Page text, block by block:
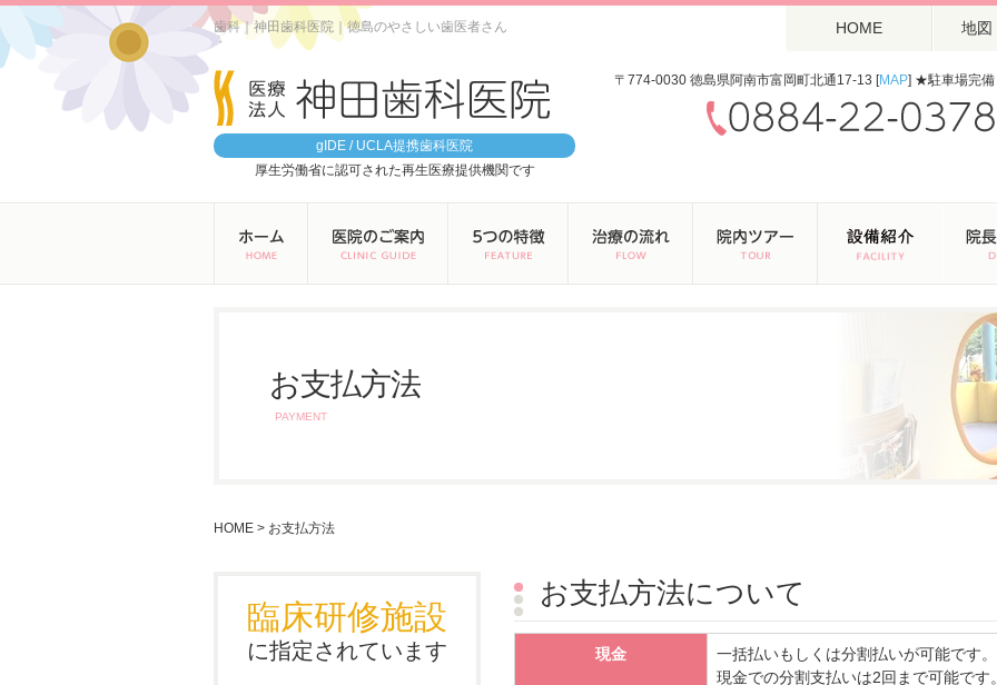
歯科｜神田歯科医院｜徳島のやさしい歯医者さん HOME 地図
gIDE / UCLA提携歯科医院
厚生労働省に認可された再生医療提供機関です
〒774-0030 徳島県阿南市富岡町北通17-13 [MAP] ★駐車場完備
お支払方法
PAYMENT
HOME > お支払方法
お支払方法について
現金
一括払いもしくは分割払いが可能です。
現金での分割支払いは2回まで可能です
臨床研修施設
に指定されています